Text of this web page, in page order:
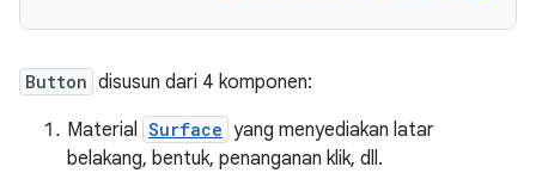
Button disusun dari 4 komponen:
Material
Surface yang menyediakan latar
belakang, bentuk, penanganan klik, dll.